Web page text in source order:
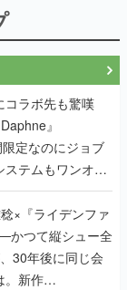
コラボ先も驚嘆
』
定なのにジョブ
ステムもワンオフ
ディレクターに聞
×『ライデンファ
かつて縦シュー全
30年後に同じ会
。新作